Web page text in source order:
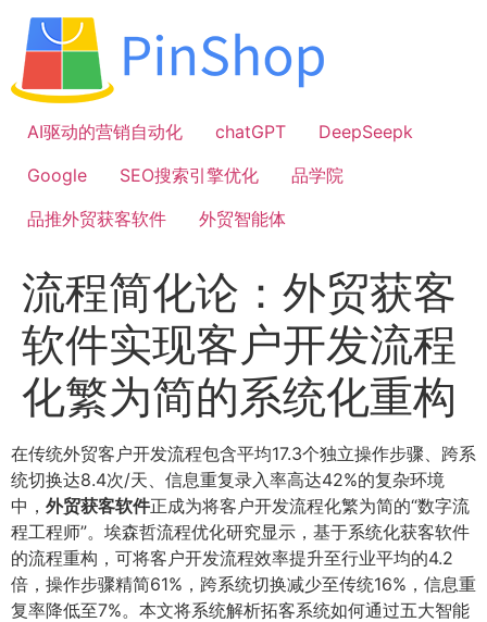
容
AI驱动的营销自动化
chatGPT
DeepSeepk
Google
SEO搜索引擎优化
品学院
品推外贸获客软件
外贸智能体
流程简化论：外贸获客
软件实现客户开发流程
化繁为简的系统化重构
在传统外贸客户开发流程包含平均17.3个独立操作步骤、跨系
统切换达8.4次/天、信息重复录入率高达42%的复杂环境
中， 外贸获客软件正成为将客户开发流程化繁为简的“数字流
程工程师”。埃森哲流程优化研究显示，基于系统化获客软件
的流程重构，可将客户开发流程效率提升至行业平均的4.2
倍，操作步骤精简61%，跨系统切换减少至传统16%，信息重
复率降低至7%。本文将系统解析拓客系统如何通过五大智能